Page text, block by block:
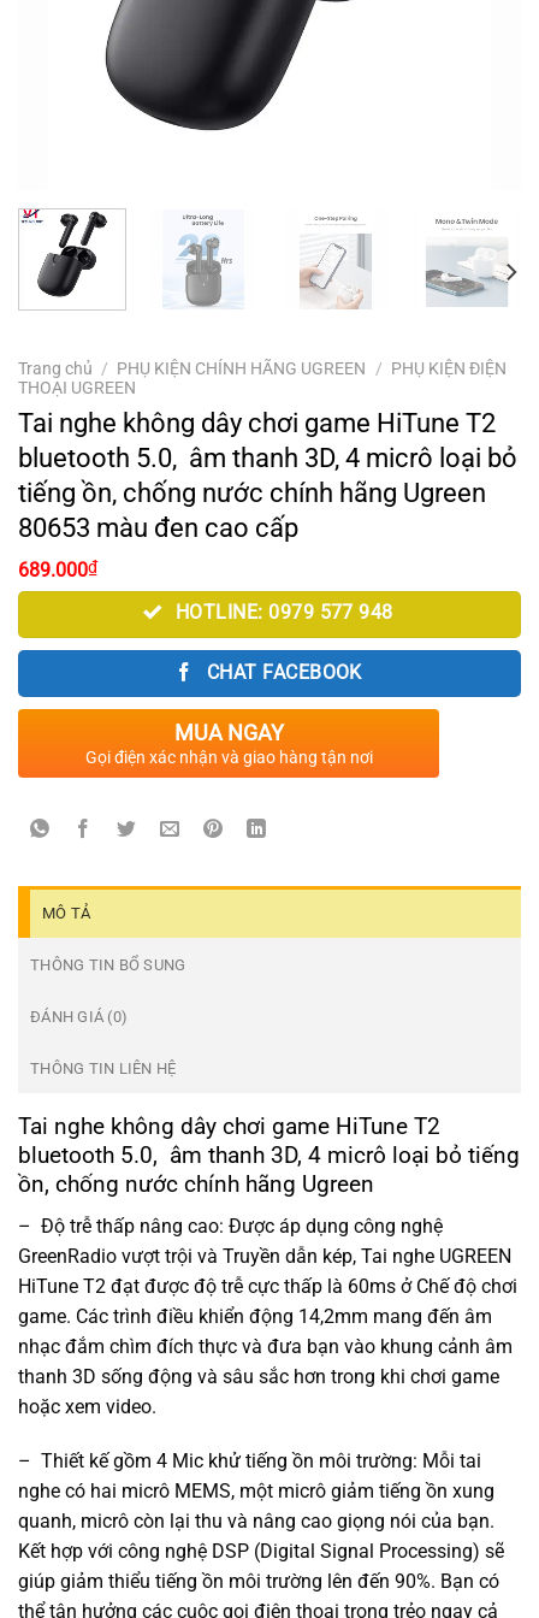
Trang chủ / PHỤ KIỆN CHÍNH HÃNG UGREEN / PHỤ KIỆN ĐIỆN
THOẠI UGREEN
Tai nghe không dây chơi game HiTune T2
bluetooth 5.0, âm thanh 3D, 4 micrô loại bỏ
tiếng ồn, chống nước chính hãng Ugreen
80653 màu đen cao cấp
689.000₫
HOTLINE: 0979 577 948
CHAT FACEBOOK
MUA NGAY
Gọi điện xác nhận và giao hàng tận nơi
MÔ TẢ
THÔNG TIN BỔ SUNG
ĐÁNH GIÁ (0)
THÔNG TIN LIÊN HỆ
Tai nghe không dây chơi game HiTune T2
bluetooth 5.0, âm thanh 3D, 4 micrô loại bỏ tiếng
ồn, chống nước chính hãng Ugreen
– Độ trễ thấp nâng cao: Được áp dụng công nghệ
GreenRadio vượt trội và Truyền dẫn kép, Tai nghe UGREEN
HiTune T2 đạt được độ trễ cực thấp là 60ms ở Chế độ chơi
game. Các trình điều khiển động 14,2mm mang đến âm
nhạc đắm chìm đích thực và đưa bạn vào khung cảnh âm
thanh 3D sống động và sâu sắc hơn trong khi chơi game
hoặc xem video.
– Thiết kế gồm 4 Mic khử tiếng ồn môi trường: Mỗi tai
nghe có hai micrô MEMS, một micrô giảm tiếng ồn xung
quanh, micrô còn lại thu và nâng cao giọng nói của bạn.
Kết hợp với công nghệ DSP (Digital Signal Processing) sẽ
giúp giảm thiểu tiếng ồn môi trường lên đến 90%. Bạn có
thể tận hưởng các cuộc gọi điện thoại trong trẻo ngay cả